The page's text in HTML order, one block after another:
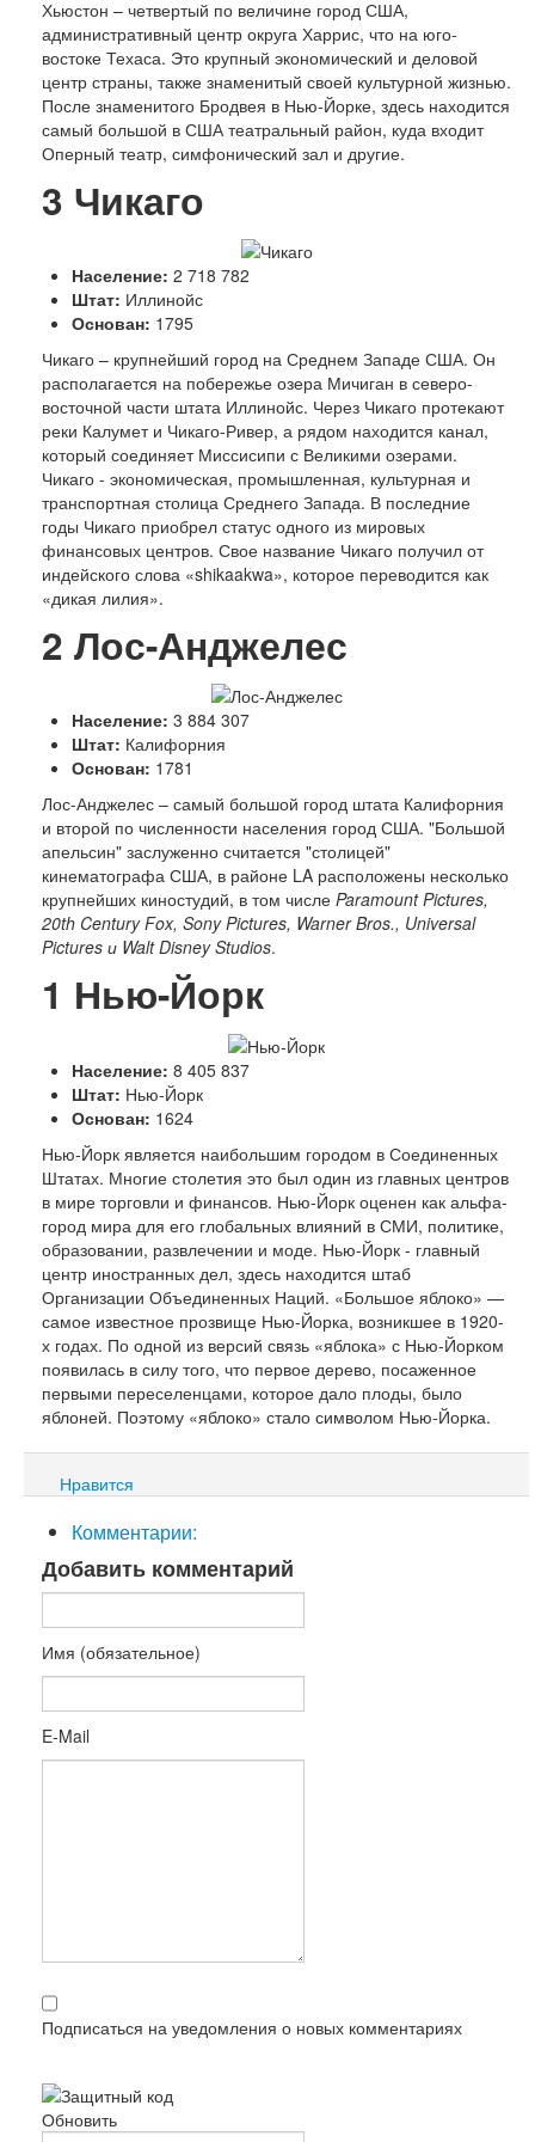
Хьюстон – четвертый по величине город США,
административный центр округа Харрис, что на юго-
востоке Техаса. Это крупный экономический и деловой
центр страны, также знаменитый своей культурной жизнью.
После знаменитого Бродвея в Нью-Йорке, здесь находится
самый большой в США театральный район, куда входит
Оперный театр, симфонический зал и другие.
3 Чикаго
Население: 2 718 782
Штат: Иллинойс
Основан: 1795
Чикаго – крупнейший город на Среднем Западе США. Он
располагается на побережье озера Мичиган в северо-
восточной части штата Иллинойс. Через Чикаго протекают
реки Калумет и Чикаго-Ривер, а рядом находится канал,
который соединяет Миссисипи с Великими озерами.
Чикаго - экономическая, промышленная, культурная и
транспортная столица Среднего Запада. В последние
годы Чикаго приобрел статус одного из мировых
финансовых центров. Свое название Чикаго получил от
индейского слова «shikaakwa», которое переводится как
«дикая лилия».
2 Лос-Анджелес
Население: 3 884 307
Штат: Калифорния
Основан: 1781
Лос-Анджелес – самый большой город штата Калифорния
и второй по численности населения город США. "Большой
апельсин" заслуженно считается "столицей"
кинематографа США, в районе LA расположены несколько
крупнейших киностудий, в том числе Paramount Pictures,
20th Century Fox, Sony Pictures, Warner Bros., Universal
Pictures и Walt Disney Studios.
1 Нью-Йорк
Население: 8 405 837
Штат: Нью-Йорк
Основан: 1624
Нью-Йорк является наибольшим городом в Соединенных
Штатах. Многие столетия это был один из главных центров
в мире торговли и финансов. Нью-Йорк оценен как альфа-
город мира для его глобальных влияний в СМИ, политике,
образовании, развлечении и моде. Нью-Йорк - главный
центр иностранных дел, здесь находится штаб
Организации Объединенных Наций. «Большое яблоко» —
самое известное прозвище Нью-Йорка, возникшее в 1920-
х годах. По одной из версий связь «яблока» с Нью-Йорком
появилась в силу того, что первое дерево, посаженное
первыми переселенцами, которое дало плоды, было
яблоней. Поэтому «яблоко» стало символом Нью-Йорка.
Нравится
Комментарии:
Добавить комментарий
Имя (обязательное)
E-Mail
Подписаться на уведомления о новых комментариях
Обновить